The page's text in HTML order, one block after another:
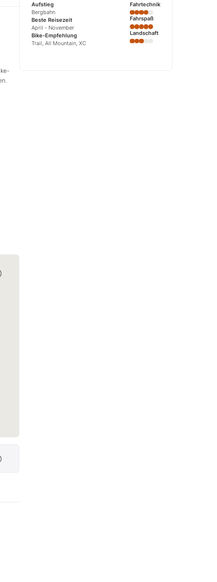
Aufstieg
Bergbahn
Beste Reisezeit
April - November
Bike-Empfehlung
Trail, All Mountain, XC
Fahrtechnik
Fahrspaß
Landschaft